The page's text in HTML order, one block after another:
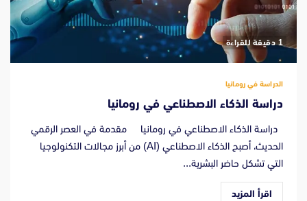
‫1 دقيقة للقراءة
الدراسة في رومانيا
دراسة الذكاء الاصطناعي في رومانيا
دراسة الذكاء الاصطناعي في رومانيا مقدمة في العصر الرقمي
الحديث، أصبح الذكاء الاصطناعي (AI) من أبرز مجالات التكنولوجيا
التي تشكل حاضر البشرية...
اقرأ المزيد